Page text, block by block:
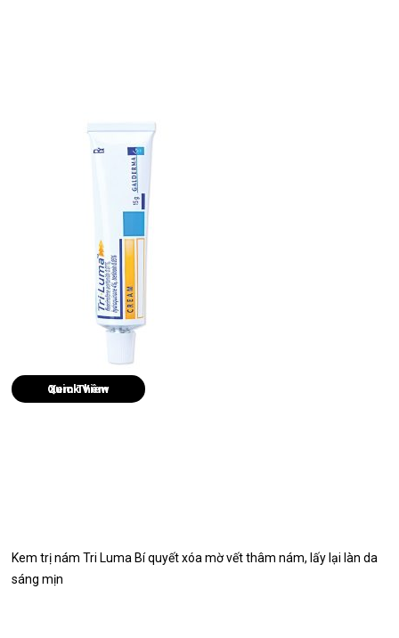
Quick View
Kem trị nám Tri Luma Bí quyết xóa mờ vết thâm nám, lấy lại làn da
sáng mịn